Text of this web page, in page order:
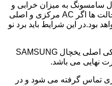
سامسونگ به میزان خرابی و
مشکل برد بستگی دارد.در بعضی حالت ها اگر AC مرکزی و اصلی
بود.در این شرایط باید برد نو
زمان تقریبی تعمیرات برد الکترونیکی اصلی یخچال SAMSUNG
تماس گرفته می شود و در